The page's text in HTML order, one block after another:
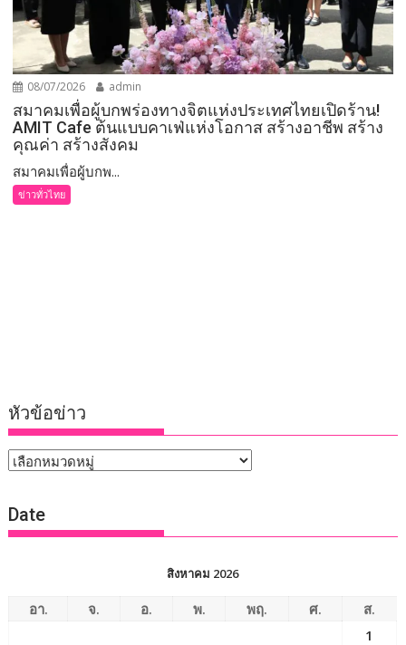
08/07/2026 admin
สมาคมเพื่อผู้บกพร่องทางจิตแห่งประเทศไทยเปิดร้าน!
AMIT Cafe ต้นแบบคาเฟ่แห่งโอกาส สร้างอาชีพ สร้าง
คุณค่า สร้างสังคม
สมาคมเพื่อผู้บกพ...
ข่าวทั่วไทย
หัวข้อข่าว
หัวข้อ
Date
สิงหาคม 2026
อา. จ. อ. พ. พฤ. ศ.
ส.
1